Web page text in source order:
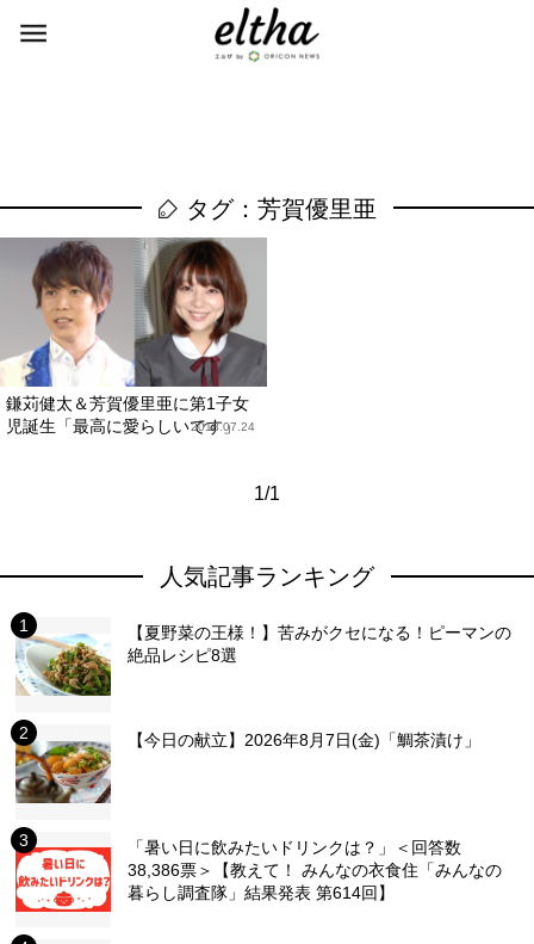
タグ：芳賀優里亜
鎌苅健太＆芳賀優里亜に第1子女
児誕生「最高に愛らしいです」
2018.07.24
1/1
人気記事ランキング
【夏野菜の王様！】苦みがクセになる！ピーマンの
絶品レシピ8選
【今日の献立】2026年8月7日(金)「鯛茶漬け」
「暑い日に飲みたいドリンクは？」＜回答数
38,386票＞【教えて！ みんなの衣食住「みんなの
暮らし調査隊」結果発表 第614回】